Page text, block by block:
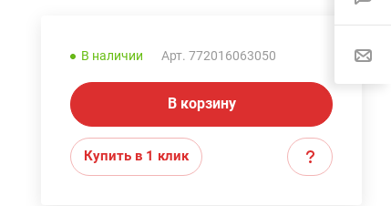
В наличии Арт. 772016063050
В корзину
Купить в 1 клик